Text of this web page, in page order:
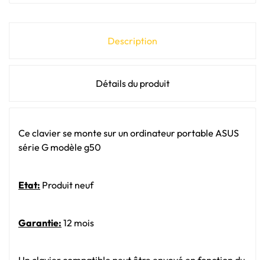
Description
Détails du produit
Ce clavier se monte sur un ordinateur portable ASUS
série G modèle g50
Etat: Produit neuf
Garantie: 12 mois